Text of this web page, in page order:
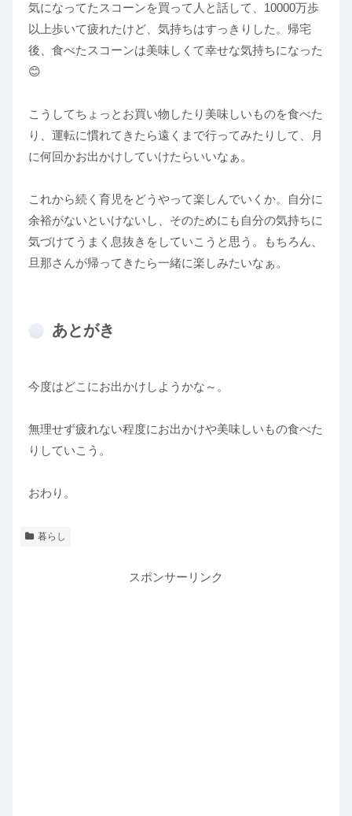
気になってたスコーンを買って人と話して、10000万歩
以上歩いて疲れたけど、気持ちはすっきりした。帰宅
後、食べたスコーンは美味しくて幸せな気持ちになった
😊
こうしてちょっとお買い物したり美味しいものを食べた
り、運転に慣れてきたら遠くまで行ってみたりして、月
に何回かお出かけしていけたらいいなぁ。
これから続く育児をどうやって楽しんでいくか。自分に
余裕がないといけないし、そのためにも自分の気持ちに
気づけてうまく息抜きをしていこうと思う。もちろん、
旦那さんが帰ってきたら一緒に楽しみたいなぁ。
あとがき
今度はどこにお出かけしようかな～。
無理せず疲れない程度にお出かけや美味しいもの食べた
りしていこう。
おわり。
暮らし
スポンサーリンク